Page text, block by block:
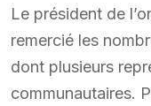
Le président de
remercié les
dont plusieurs
communautaires.